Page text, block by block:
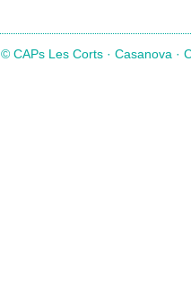
© CAPs Les Corts · Casanova ·